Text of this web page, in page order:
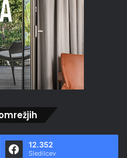
12.352
Sledilcev